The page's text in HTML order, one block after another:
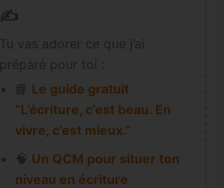
✍️
Tu vas adorer ce que j’ai
préparé pour toi :
📘 Le guide gratuit
“L’écriture, c’est beau. En
vivre, c’est mieux.”
🧠 Un QCM pour situer ton
niveau en écriture